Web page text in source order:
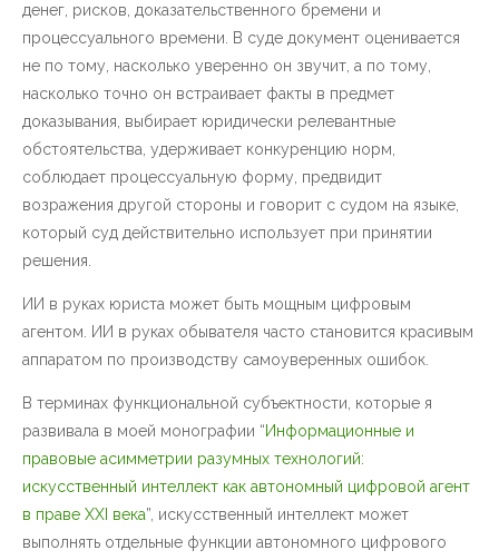
денег, рисков, доказательственного бремени и
процессуального времени. В суде документ оценивается
не по тому, насколько уверенно он звучит, а по тому,
насколько точно он встраивает факты в предмет
доказывания, выбирает юридически релевантные
обстоятельства, удерживает конкуренцию норм,
соблюдает процессуальную форму, предвидит
возражения другой стороны и говорит с судом на языке,
который суд действительно использует при принятии
решения.
ИИ в руках юриста может быть мощным цифровым
агентом. ИИ в руках обывателя часто становится красивым
аппаратом по производству самоуверенных ошибок.
В терминах функциональной субъектности, которые я
развивала в моей монографии “Информационные и
правовые асимметрии разумных технологий:
искусственный интеллект как автономный цифровой агент
в праве XXI века”, искусственный интеллект может
выполнять отдельные функции автономного цифрового